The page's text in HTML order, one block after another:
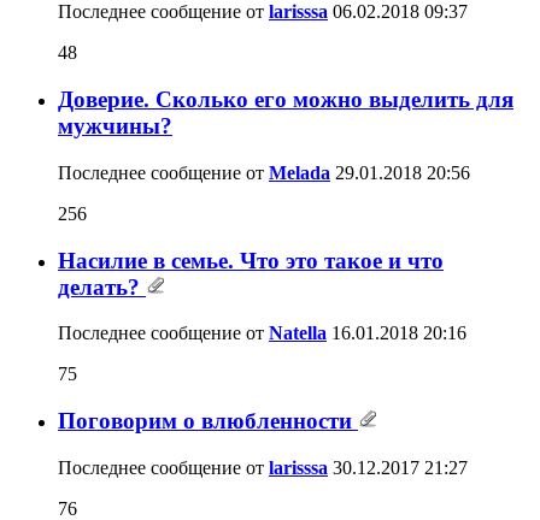
Последнее сообщение от larisssa 06.02.2018 09:37
48
Доверие. Сколько его можно выделить для
мужчины?
Последнее сообщение от Melada 29.01.2018 20:56
256
Насилие в семье. Что это такое и что
делать?
Последнее сообщение от Natella 16.01.2018 20:16
75
Поговорим о влюбленности
Последнее сообщение от larisssa 30.12.2017 21:27
76